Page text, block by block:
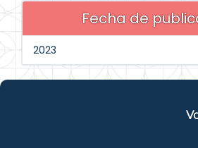
Fecha de
2023